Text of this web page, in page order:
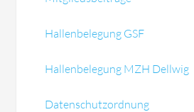
Hallenbelegung GSF
Hallenbelegung MZH Dellwig
Datenschutzordnung